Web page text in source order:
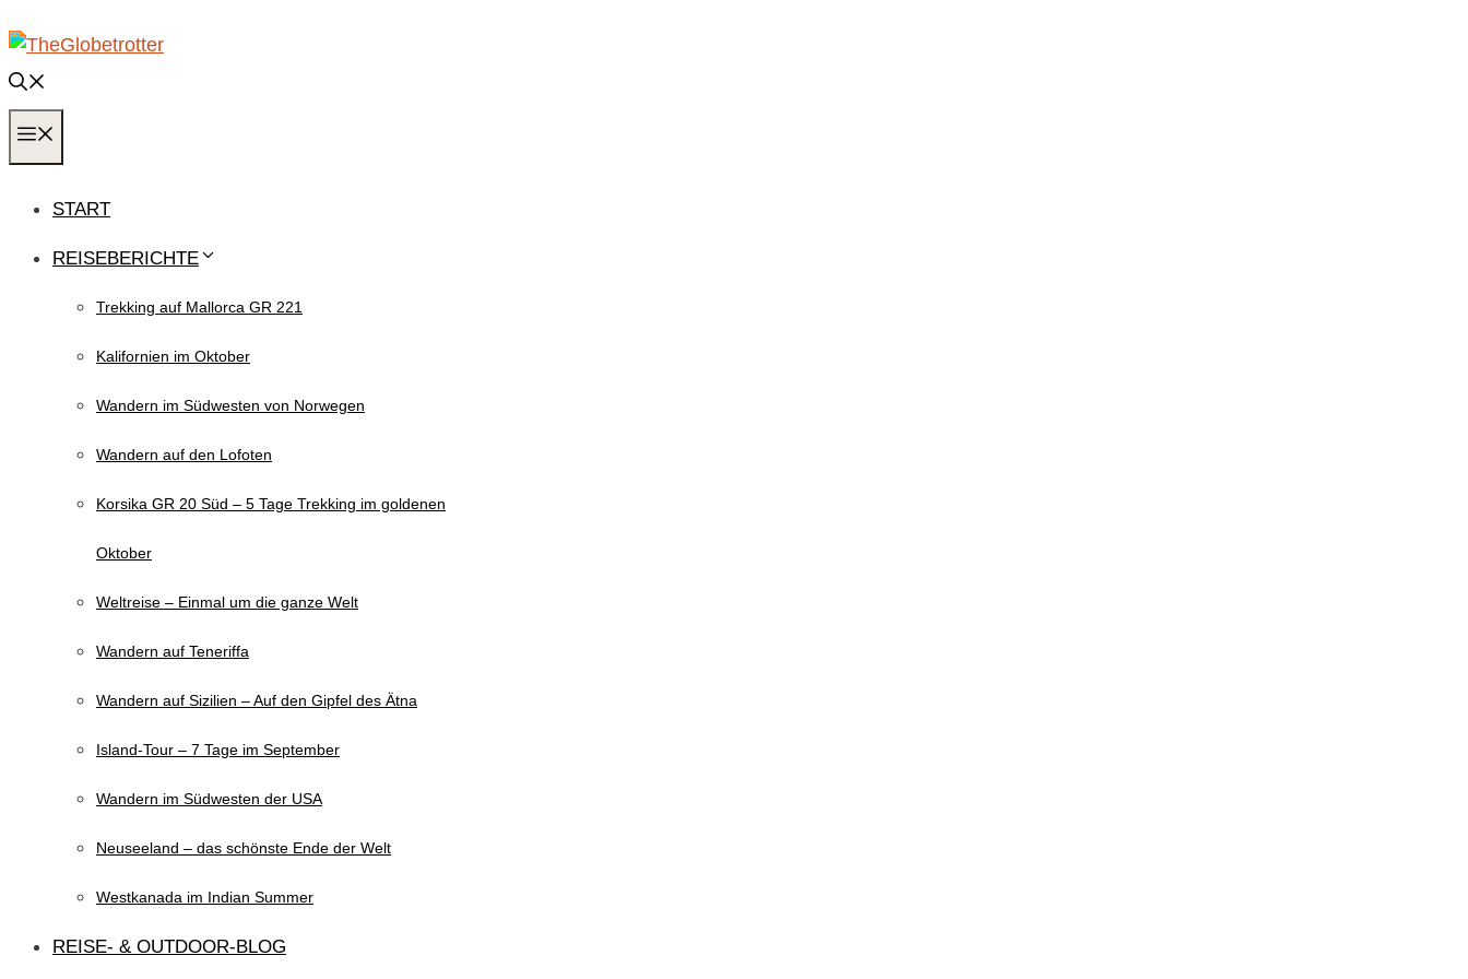
Inhalt
springen
START
REISEBERICHTE
Trekking auf Mallorca GR 221
Kalifornien im Oktober
Wandern im Südwesten von Norwegen
Wandern auf den Lofoten
Korsika GR 20 Süd – 5 Tage Trekking im goldenen
Oktober
Weltreise – Einmal um die ganze Welt
Wandern auf Teneriffa
Wandern auf Sizilien – Auf den Gipfel des Ätna
Island-Tour – 7 Tage im September
Wandern im Südwesten der USA
Neuseeland – das schönste Ende der Welt
Westkanada im Indian Summer
REISE- & OUTDOOR-BLOG